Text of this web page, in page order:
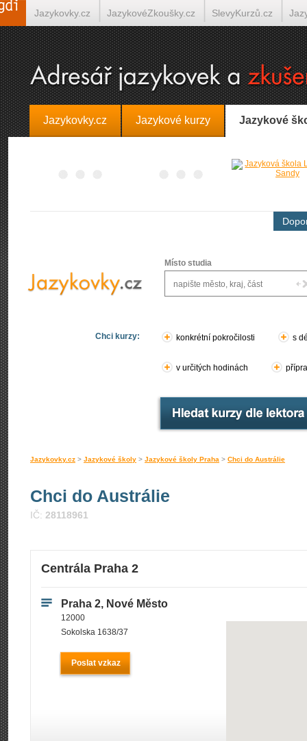
Jazykovky.cz Jazykové kurzy Jazykové
Místo studia
Chci kurzy: konkrétní pokročilosti s
v určitých hodinách
Jazykovky.cz > Jazykové školy > Jazykové školy Praha > Chci do Austrálie
Chci do Austrálie
IČ: 28118961
Centrála Praha 2
Praha 2, Nové Město
12000
Sokolska 1638/37
Poslat vzkaz
Jazykovky.cz JazykovéZkoušky.cz SlevyKurzů.cz
Španělština on-line Italština on-line Tlumočení-